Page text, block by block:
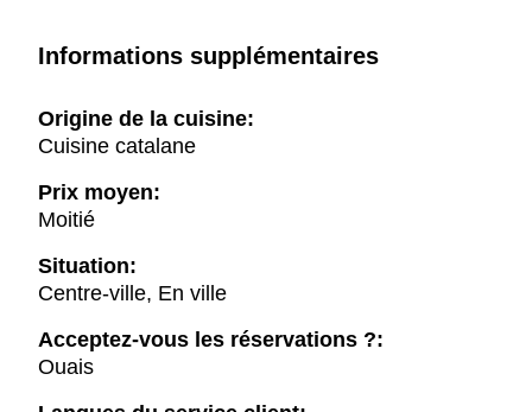
Informations supplémentaires
Origine de la cuisine:
Cuisine catalane
Prix moyen:
Moitié
Situation:
Centre-ville, En ville
Acceptez-vous les réservations ?:
Ouais